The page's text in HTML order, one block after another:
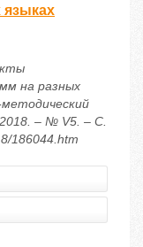
языках
на разных
– № V5. – С.
186044.htm